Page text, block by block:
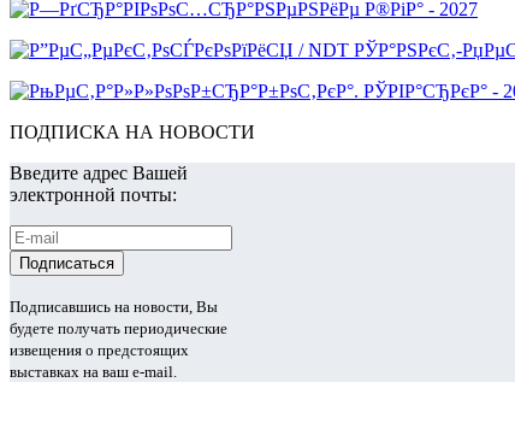
ПОДПИСКА НА НОВОСТИ
Введите адрес Вашей
электронной почты:
Подписавшись на новости, Вы
будете получать периодические
извещения о предстоящих
выставках на ваш e-mail.